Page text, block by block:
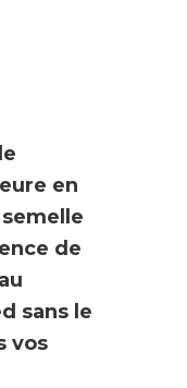
en
de
sans le
vos